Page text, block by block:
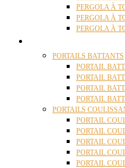
PERGOLA À
PERGOLA À
PERGOLA À
PORTAILS BATTANTS
PORTAIL
PORTAIL
PORTAIL
PORTAIL
PORTAILS
PORTAIL
PORTAIL
PORTAIL
PORTAIL
PORTAIL